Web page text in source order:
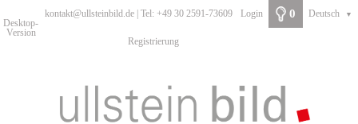
Desktop-
Version
kontakt@ullsteinbild.de | Tel: +49 30 2591-73609 Login
Registrierung
0 Deutsch ▼